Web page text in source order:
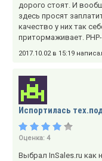
дорого стоят. И
здесь просят
качество у них так
притормаживает.
2017.10.02 в 15:19
Испортилась
Оценка: 4
Выбрал InSales.ru как